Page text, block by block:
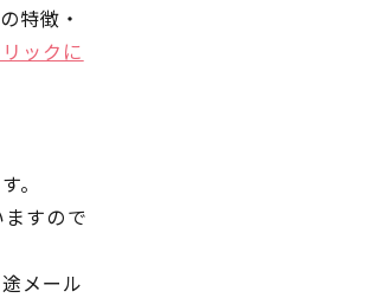
特徴・
ックに
。
すので
メール